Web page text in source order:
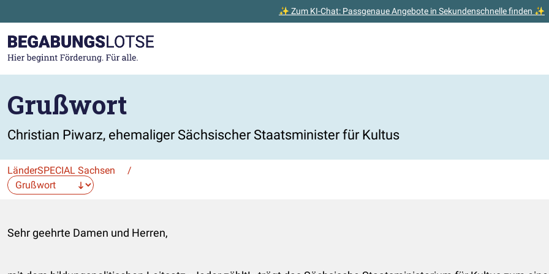
✨ Zum KI-Chat: Passgenaue Angebote in Sekundenschnelle finden ✨
Zur Startseite gehen
Grußwort
Christian Piwarz, ehemaliger Sächsischer Staatsminister für Kultus
LänderSPECIAL Sachsen /
Sehr geehrte Damen und Herren,